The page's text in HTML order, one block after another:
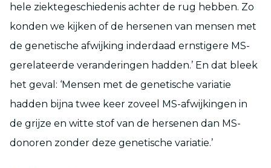
hele ziektegeschiedenis achter de rug hebben. Zo
konden we kijken of de hersenen van mensen met
de genetische afwijking inderdaad ernstigere MS-
gerelateerde veranderingen hadden.’ En dat bleek
het geval: ‘Mensen met de genetische variatie
hadden bijna twee keer zoveel MS-afwijkingen in
de grijze en witte stof van de hersenen dan MS-
donoren zonder deze genetische variatie.’